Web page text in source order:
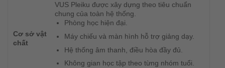
Cơ sở vật
chất
VUS Pleiku được xây dựng theo tiêu chuẩn
chung của toàn hệ thống.
Phòng học hiện đại.
Máy chiếu và màn hình hỗ trợ giảng dạy.
Hệ thống âm thanh, điều hòa đầy đủ.
Không gian học tập theo từng nhóm tuổi.